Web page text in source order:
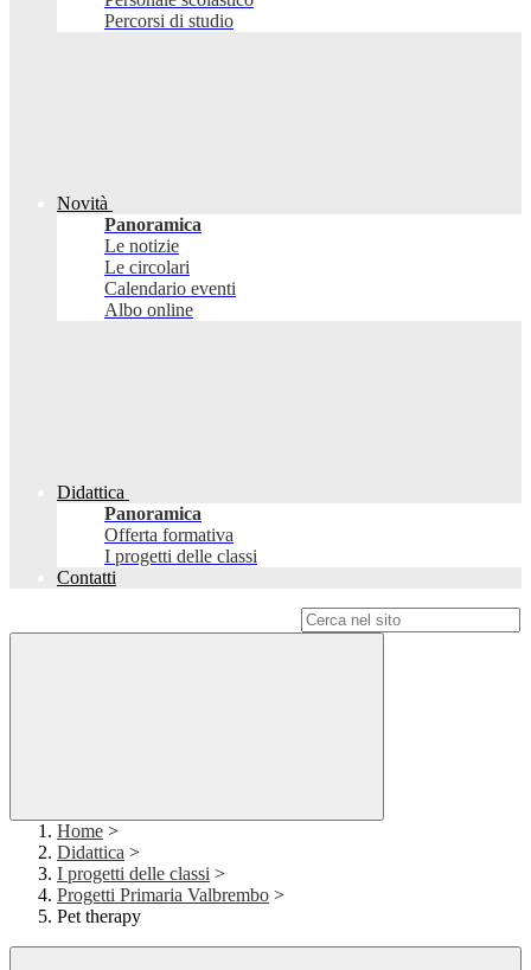
Percorsi di studio
Novità
Panoramica
Le notizie
Le circolari
Calendario eventi
Albo online
Didattica
Panoramica
Offerta formativa
I progetti delle classi
Contatti
Home >
Didattica >
I progetti delle classi >
Progetti Primaria Valbrembo >
Pet therapy